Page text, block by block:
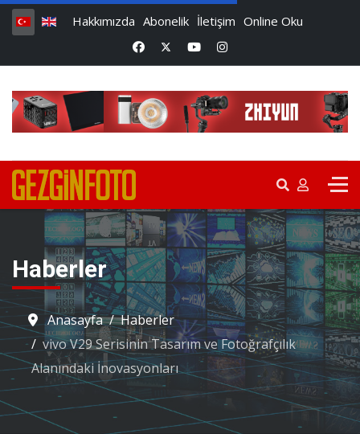
Hakkımızda Abonelik İletişim Online Oku
Haberler
Anasayfa
Haberler
vivo V29 Serisinin Tasarım ve Fotoğrafçılık
Alanındaki İnovasyonları